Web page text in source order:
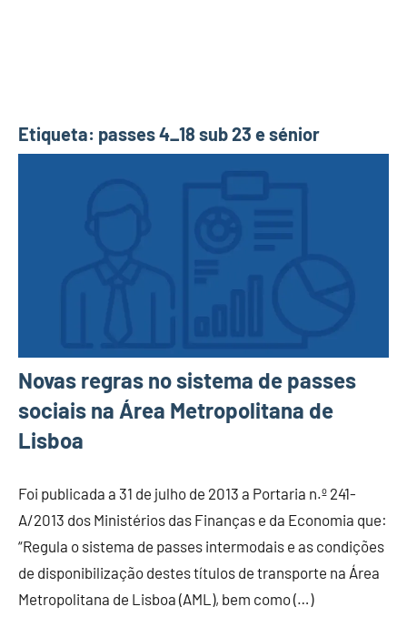
Etiqueta: passes 4_18 sub 23 e sénior
Novas regras no sistema de passes
sociais na Área Metropolitana de
Lisboa
Foi publicada a 31 de julho de 2013 a Portaria n.º 241-
A/2013 dos Ministérios das Finanças e da Economia que:
“Regula o sistema de passes intermodais e as condições
de disponibilização destes títulos de transporte na Área
Metropolitana de Lisboa (AML), bem como (…)